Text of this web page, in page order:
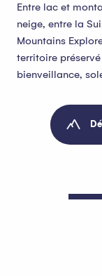
Entre lac et
neige, entre la
Mountains
territoire
bienveillance,